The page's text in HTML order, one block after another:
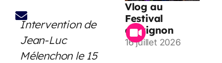
Intervention de
Jean-Luc
Mélenchon le 15
Vlog au
Festival
d’Avignon
16 juillet 2026